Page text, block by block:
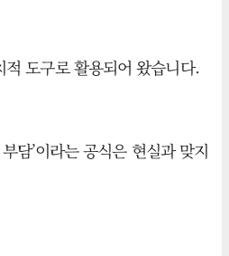
도구로 활용되어 왔습니다.
담’이라는 공식은 현실과 맞지